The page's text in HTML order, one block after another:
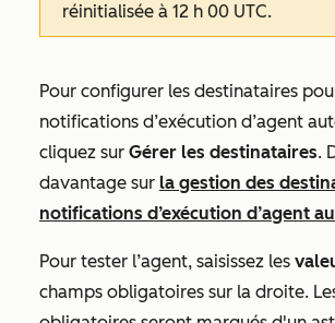
réinitialisée à 12 h 00 UTC.
Pour configurer les destinataires
notifications d’exécution d’agent
cliquez sur Gérer les destinataires.
davantage sur la gestion des
notifications d’exécution d’agent
Pour tester l’agent, saisissez les
champs obligatoires sur la droite.